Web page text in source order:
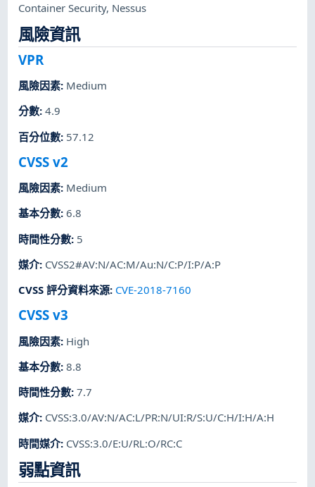
Container Security, Nessus
風險資訊
VPR
風險因素: Medium
分數:4.9
百分位數: 57.12
CVSS v2
風險因素: Medium
基本分數:6.8
時間性分數: 5
媒介: CVSS2#AV:N/AC:M/Au:N/C:P/I:P/A:P
CVSS 評分資料來源: CVE-2018-7160
CVSS v3
風險因素: High
基本分數:8.8
時間性分數:7.7
媒介: CVSS:3.0/AV:N/AC:L/PR:N/UI:R/S:U/C:H/I:H/A:H
時間媒介: CVSS:3.0/E:U/RL:O/RC:C
弱點資訊